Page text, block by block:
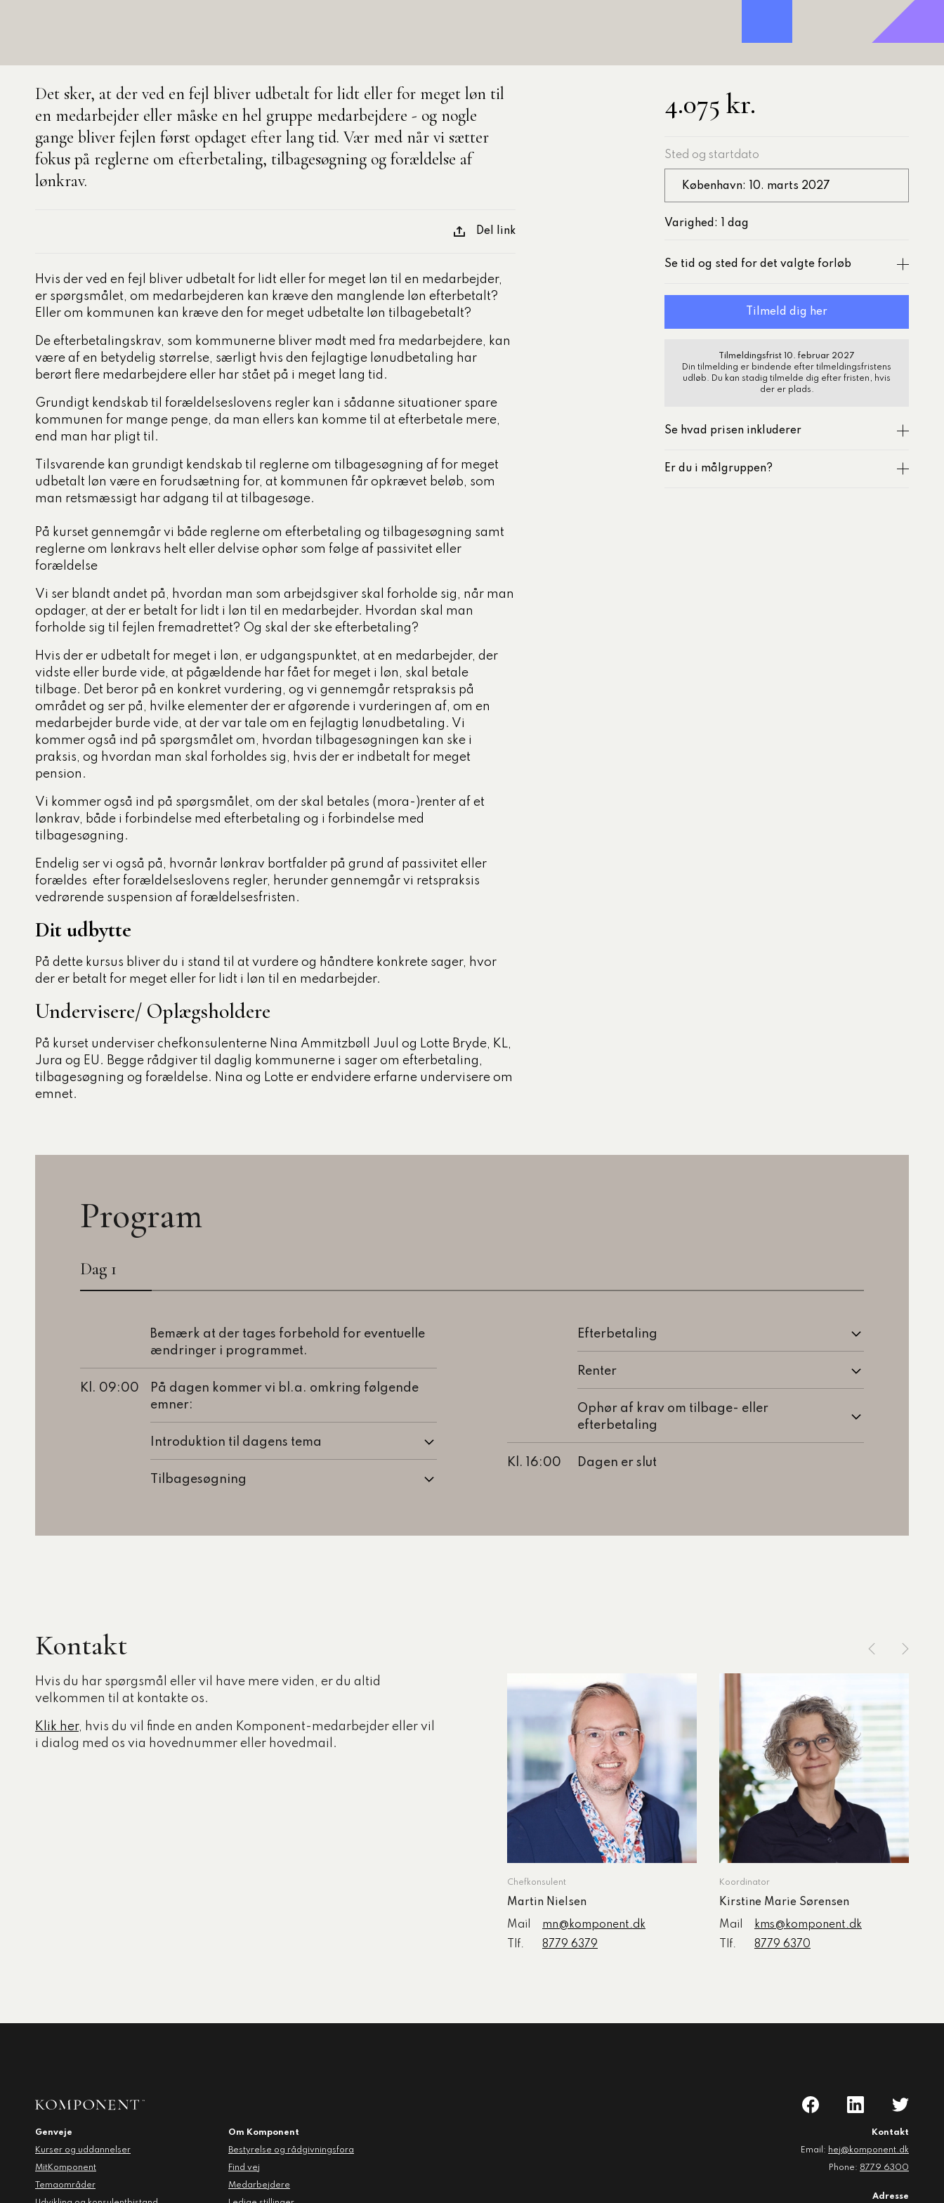
Det sker, at der ved en fejl bliver udbetalt for lidt eller for meget løn til
en medarbejder eller måske en hel gruppe medarbejdere - og nogle
gange bliver fejlen først opdaget efter lang tid. Vær med når vi sætter
fokus på reglerne om efterbetaling, tilbagesøgning og forældelse af
lønkrav.
Del link
Hvis der ved en fejl bliver udbetalt for lidt eller for meget løn til en medarbejder,
er spørgsmålet, om medarbejderen kan kræve den manglende løn efterbetalt?
Eller om kommunen kan kræve den for meget udbetalte løn tilbagebetalt?
De efterbetalingskrav, som kommunerne bliver mødt med fra medarbejdere, kan
være af en betydelig størrelse, særligt hvis den fejlagtige lønudbetaling har
berørt flere medarbejdere eller har stået på i meget lang tid.
Grundigt kendskab til forældelseslovens regler kan i sådanne situationer spare
kommunen for mange penge, da man ellers kan komme til at efterbetale mere,
end man har pligt til.
Tilsvarende kan grundigt kendskab til reglerne om tilbagesøgning af for meget
udbetalt løn være en forudsætning for, at kommunen får opkrævet beløb, som
man retsmæssigt har adgang til at tilbagesøge.
På kurset gennemgår vi både reglerne om efterbetaling og tilbagesøgning samt
reglerne om lønkravs helt eller delvise ophør som følge af passivitet eller
forældelse
Vi ser blandt andet på, hvordan man som arbejdsgiver skal forholde sig, når man
opdager, at der er betalt for lidt i løn til en medarbejder. Hvordan skal man
forholde sig til fejlen fremadrettet? Og skal der ske efterbetaling?
Hvis der er udbetalt for meget i løn, er udgangspunktet, at en medarbejder, der
vidste eller burde vide, at pågældende har fået for meget i løn, skal betale
tilbage. Det beror på en konkret vurdering, og vi gennemgår retspraksis på
området og ser på, hvilke elementer der er afgørende i vurderingen af, om en
medarbejder burde vide, at der var tale om en fejlagtig lønudbetaling. Vi
kommer også ind på spørgsmålet om, hvordan tilbagesøgningen kan ske i
praksis, og hvordan man skal forholdes sig, hvis der er indbetalt for meget
pension.
Vi kommer også ind på spørgsmålet, om der skal betales (mora-)renter af et
lønkrav, både i forbindelse med efterbetaling og i forbindelse med
tilbagesøgning.
Endelig ser vi også på, hvornår lønkrav bortfalder på grund af passivitet eller
forældes efter forældelseslovens regler, herunder gennemgår vi retspraksis
vedrørende suspension af forældelsesfristen.
Dit udbytte
På dette kursus bliver du i stand til at vurdere og håndtere konkrete sager, hvor
der er betalt for meget eller for lidt i løn til en medarbejder.
Undervisere/ Oplægsholdere
På kurset underviser chefkonsulenterne Nina Ammitzbøll Juul og Lotte Bryde, KL,
Jura og EU. Begge rådgiver til daglig kommunerne i sager om efterbetaling,
tilbagesøgning og forældelse. Nina og Lotte er endvidere erfarne undervisere om
emnet.
4.075 kr.
Sted og startdato
København: 10. marts 2027
Varighed: 1 dag
Se tid og sted for det valgte forløb
Tilmeldingsfrist 10. februar 2027
Din tilmelding er bindende efter tilmeldingsfristens
udløb. Du kan stadig tilmelde dig efter fristen, hvis
der er plads.
Se hvad prisen inkluderer
Er du i målgruppen?
Program
Dag 1
Bemærk at der tages forbehold for eventuelle
ændringer i programmet.
Kl. 09:00
På dagen kommer vi bl.a. omkring følgende
emner:
Introduktion til dagens tema
Tilbagesøgning
Efterbetaling
Renter
Ophør af krav om tilbage- eller
efterbetaling
Kl. 16:00 Dagen er slut
Kontakt
Hvis du har spørgsmål eller vil have mere viden, er du altid
velkommen til at kontakte os.
Klik her, hvis du vil finde en anden Komponent-medarbejder eller vil
i dialog med os via hovednummer eller hovedmail.
Chefkonsulent
Martin Nielsen
Mail
mn@komponent.dk
Tlf.
8779 6379
Koordinator
Kirstine Marie Sørensen
Mail
kms@komponent.dk
Tlf.
8779 6370
Genveje
Kurser og uddannelser
MitKomponent
Temaområder
Om Komponent
Bestyrelse og rådgivningsfora
Find vej
Medarbejdere
Kontakt
Email: hej@komponent.dk
Phone: 8779 6300
Adresse
med
og ældre
dagtilbud